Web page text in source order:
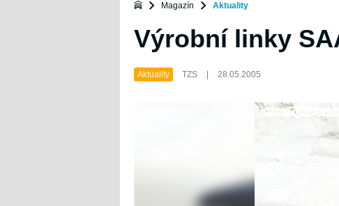
Magazín Aktuality
Výrobní linky
Aktuality TZS 28.05.2005